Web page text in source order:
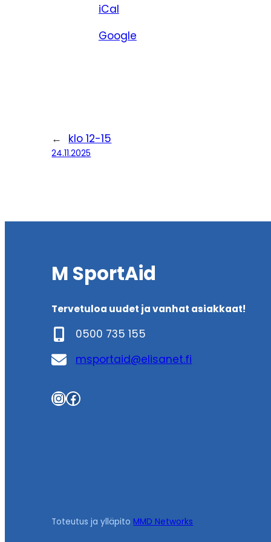
iCal
Google
← klo 12-15
24.11.2025
M SportAid
Tervetuloa uudet ja vanhat asiakkaat!
0500 735 155
msportaid@elisanet.fi
InstagramFacebook
Toteutus ja ylläpito MMD Networks